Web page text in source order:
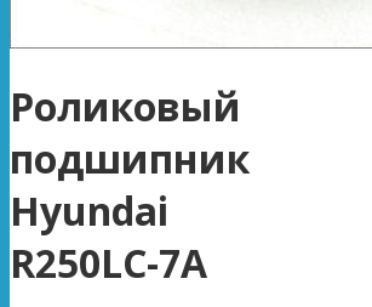
Роликовый
подшипник
Hyundai
R250LC-7A